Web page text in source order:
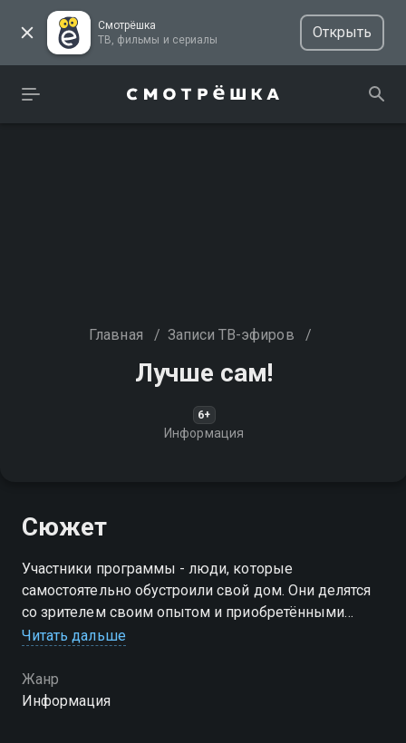
Смотрёшка
ТВ, фильмы и сериалы
Открыть
Главная / Записи ТВ-эфиров /
Лучше сам!
6+
Информация
Сюжет
Участники программы - люди, которые
самостоятельно обустроили свой дом. Они делятся
со зрителем своим опытом и приобретёнными
знаниями загородного ремонта
Читать дальше
Жанр
Информация